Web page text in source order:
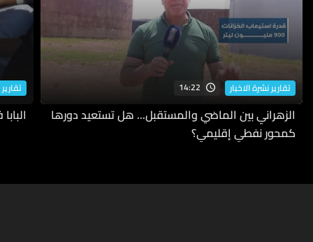
تقارير نشرة الاخبار 14:22
الزهراني بين الماضي والمستقبل... هل تستعيد دورها
كمحور نفطي إقليمي؟